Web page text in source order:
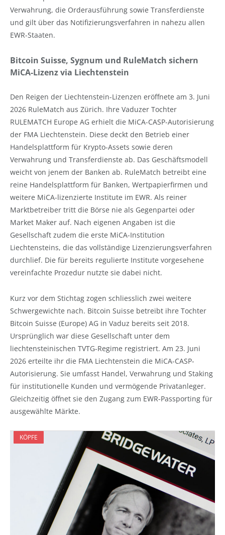
Verwahrung, die Orderausführung sowie Transferdienste
und gilt über das Notifizierungsverfahren in nahezu allen
EWR-Staaten.
Bitcoin Suisse, Sygnum und RuleMatch sichern
MiCA-Lizenz via Liechtenstein
Den Reigen der Liechtenstein-Lizenzen eröffnete am 3. Juni
2026 RuleMatch aus Zürich. Ihre Vaduzer Tochter
RULEMATCH Europe AG erhielt die MiCA-CASP-Autorisierung
der FMA Liechtenstein. Diese deckt den Betrieb einer
Handelsplattform für Krypto-Assets sowie deren
Verwahrung und Transferdienste ab. Das Geschäftsmodell
weicht von jenem der Banken ab. RuleMatch betreibt eine
reine Handelsplattform für Banken, Wertpapierfirmen und
weitere MiCA-lizenzierte Institute im EWR. Als reiner
Marktbetreiber tritt die Börse nie als Gegenpartei oder
Market Maker auf. Nach eigenen Angaben ist die
Gesellschaft zudem die erste MiCA-Institution
Liechtensteins, die das vollständige Lizenzierungsverfahren
durchlief. Die für bereits regulierte Institute vorgesehene
vereinfachte Prozedur nutzte sie dabei nicht.
Kurz vor dem Stichtag zogen schliesslich zwei weitere
Schwergewichte nach. Bitcoin Suisse betreibt ihre Tochter
Bitcoin Suisse (Europe) AG in Vaduz bereits seit 2018.
Ursprünglich war diese Gesellschaft unter dem
liechtensteinischen TVTG-Regime registriert. Am 23. Juni
2026 erteilte ihr die FMA Liechtenstein die MiCA-CASP-
Autorisierung. Sie umfasst Handel, Verwahrung und Staking
für institutionelle Kunden und vermögende Privatanleger.
Gleichzeitig öffnet sie den Zugang zum EWR-Passporting für
ausgewählte Märkte.
KÖPFE